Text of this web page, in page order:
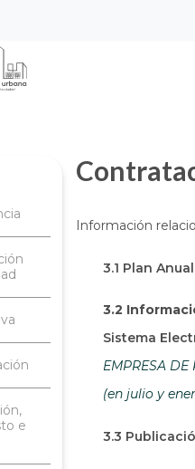
e
Información
3.1 Plan
3.2
Sistema
EMPRESA
(en julio y
3.3